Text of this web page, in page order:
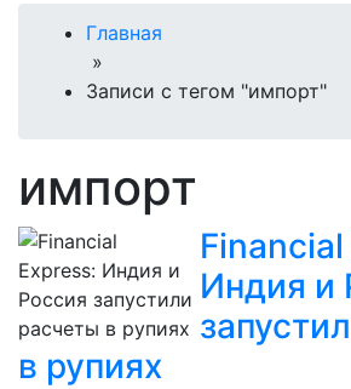
Главная
»
Записи с тегом "импорт"
импорт
Индия и
в рупиях